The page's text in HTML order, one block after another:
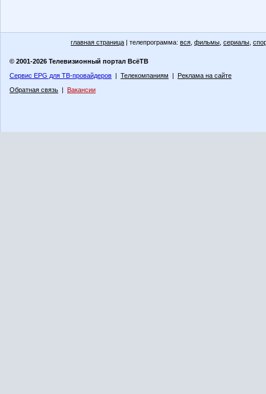
главная страница | телепрограмма: вся фильмы сериалы
© 2001-2026 Телевизионный портал ВсёТВ
Сервис EPG для ТВ-провайдеров | Телекомпаниям | Реклама на сайте
Обратная связь | Вакансии